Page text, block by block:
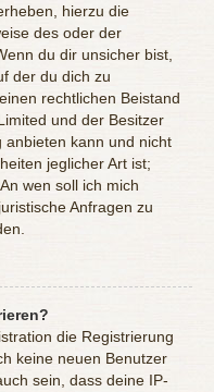
hierzu die
des oder der
du dir unsicher bist,
der du dich zu
rechtlichen Beistand
und der Besitzer
anbieten kann und nicht
jeglicher Art ist;
wen soll ich mich
Anfragen zu
die Registrierung
keine neuen Benutzer
sein, dass deine IP-